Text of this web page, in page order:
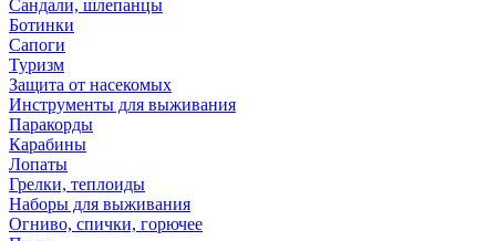
Сандали, шлепанцы
Ботинки
Сапоги
Туризм
Защита от насекомых
Инструменты для выживания
Паракорды
Карабины
Лопаты
Грелки, теплоиды
Наборы для выживания
Огниво, спички, горючее